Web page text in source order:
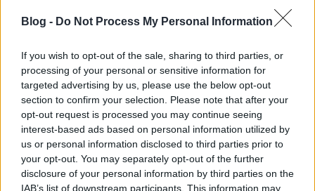
Blog - Do Not Process My Personal Information
If you wish to opt-out of the sale, sharing to third parties, or
processing of your personal or sensitive information for
targeted advertising by us, please use the below opt-out
section to confirm your selection. Please note that after your
opt-out request is processed you may continue seeing
interest-based ads based on personal information utilized by
us or personal information disclosed to third parties prior to
your opt-out. You may separately opt-out of the further
disclosure of your personal information by third parties on the
IAB’s list of downstream participants. This information may
Igazságügyi reform: „Maaargit!
Nooormális?”
Magyar Ügyvéd• 2025. január 17.
Érvénytelennek minősítette a bírák nyomására az
Országos Bírói Tanács az igazságszolgáltatás
hatékonyságának növelését és az
igazságszolgáltatásban dolgozók jövedelmi
viszonyainak rendezését célzó négyoldalú
megállapodást. A bírák önigazgatási testülete
eredetileg sajnos engedett a zsarolásnak,…